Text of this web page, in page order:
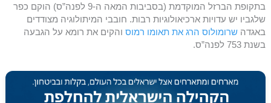
בתקופת הברזל המוקדמת (בסביבות המאה ה-9 לפנה”ס) הוקם כפר
שלגביו יש עדויות ארכיאולוגיות רבות. חובבי המיתולוגיה מצודדים
באגדה שרומולוס הרג את תאומו רמוסוהקים את רומא על הגבעה
בשנת 753 לפנה”ס.